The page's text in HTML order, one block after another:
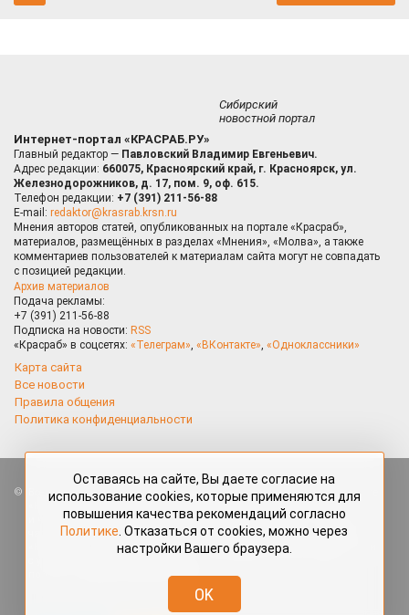
Сибирский
новостной портал
Интернет-портал «КРАСРАБ.РУ»
Главный редактор — Павловский Владимир Евгеньевич.
Адрес редакции: 660075, Красноярский край, г. Красноярск, ул.
Железнодорожников, д. 17, пом. 9, оф. 615.
Телефон редакции: +7 (391) 211-56-88
E-mail: redaktor@krasrab.krsn.ru
Мнения авторов статей, опубликованных на портале «Красраб»,
материалов, размещённых в разделах «Мнения», «Молва», а также
комментариев пользователей к материалам сайта могут не совпадать
с позицией редакции.
Архив материалов
Подача рекламы:
+7 (391) 211-56-88
Подписка на новости: RSS
«Красраб» в соцсетях: «Телеграм», «ВКонтакте», «Одноклассники»
Карта сайта
Все новости
Правила общения
Политика конфиденциальности
Все права защищены. Любые материалы, размещённые на портале
«Красраб.ру» сотрудниками редакции, нештатными авторами
и читателями, являются объектами авторского права. Полное или
частичное использование материалов, размещённых на портале
«Красраб.ру», допускается только с письменного согласия редакции
redaktor@krasrab.krsn.ru.
Оставаясь на сайте, Вы даете согласие на
использование cookies, которые применяются для
повышения качества рекомендаций согласно
Политике . Отказаться от cookies, можно через
настройки Вашего браузера.
OK